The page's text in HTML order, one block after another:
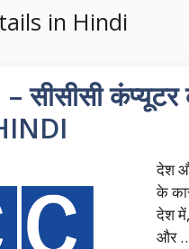
in Hindi
सीसीसी
देश
के
देश
और